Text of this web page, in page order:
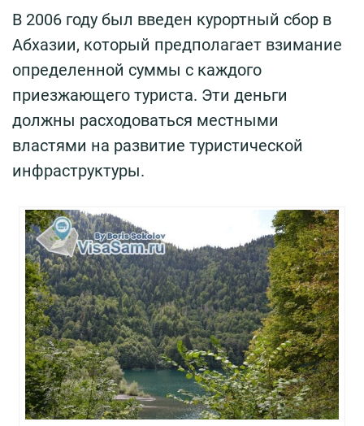
В 2006 году был введен курортный сбор в
Абхазии, который предполагает взимание
определенной суммы с каждого
приезжающего туриста. Эти деньги
должны расходоваться местными
властями на развитие туристической
инфраструктуры.